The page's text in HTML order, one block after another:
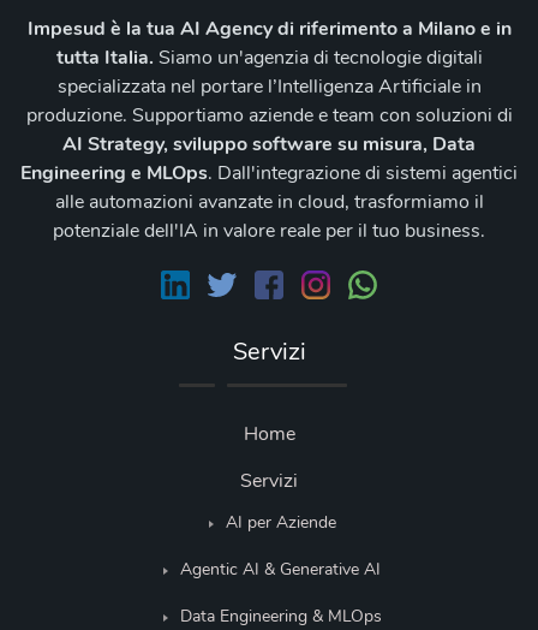
Impesud è la tua AI Agency di riferimento a Milano e in
tutta Italia. Siamo un'agenzia di tecnologie digitali
specializzata nel portare l’Intelligenza Artificiale in
produzione. Supportiamo aziende e team con soluzioni di
AI Strategy, sviluppo software su misura, Data
Engineering e MLOps. Dall'integrazione di sistemi agentici
alle automazioni avanzate in cloud, trasformiamo il
potenziale dell'IA in valore reale per il tuo business.
Servizi
Home
Servizi
AI per Aziende
Agentic AI & Generative AI
Data Engineering & MLOps